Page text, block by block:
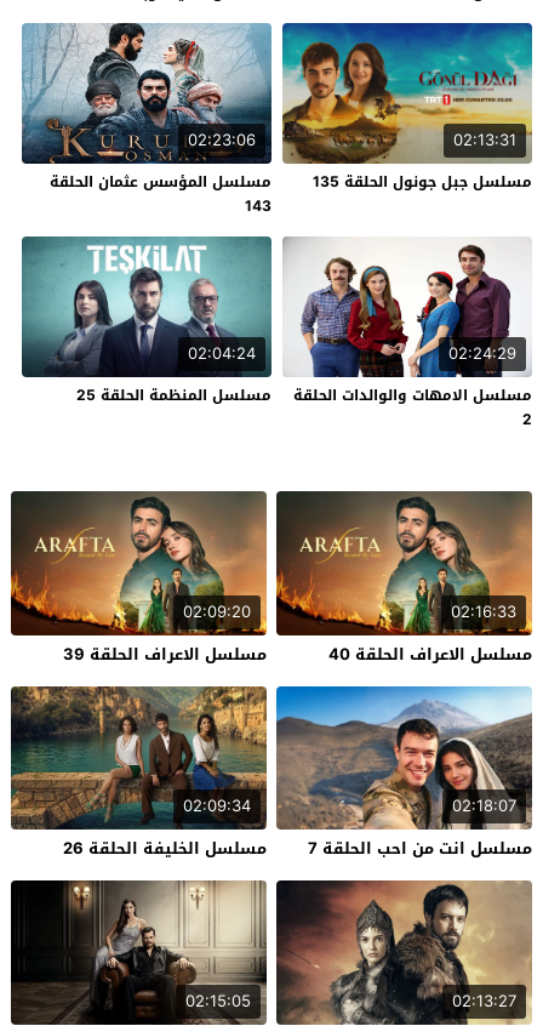
02:13:31
مسلسل جبل جونول الحلقة 135
02:23:06
مسلسل المؤسس عثمان الحلقة
143
02:24:29
مسلسل الامهات والوالدات الحلقة
2
02:04:24
مسلسل المنظمة الحلقة 25
02:16:33
مسلسل الاعراف الحلقة 40
02:09:20
مسلسل الاعراف الحلقة 39
02:18:07
مسلسل انت من احب الحلقة 7
02:09:34
مسلسل الخليفة الحلقة 26
02:13:27
02:15:05